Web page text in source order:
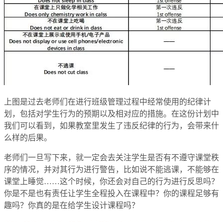
上图是过去老师们在进行班级管理过程中经常使用的纪律计
划，包括对学生行为的预期以及相对应的措施。在这份计划中
我们可以看到，如果教室里发生了违反纪律的行为，会带来什
么样的后果。
老师们一旦写下来，就一定会去关注学生是否有不遵守课堂秩
序的情况，并对其行为进行警告，比如说不能逃课，不能够在
课堂上睡觉……这个时候，你还会对自己的行为进行反思吗？
你是不是也有责任让学生全程投入在课程中？你的课程足够有
趣吗？你真的是在给学生设计课程吗？